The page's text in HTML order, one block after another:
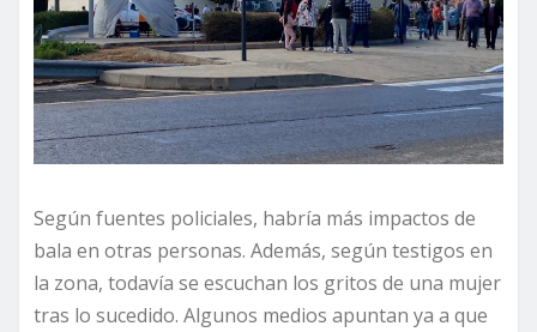
Según fuentes policiales, habría más impactos de
bala en otras personas. Además, según testigos en
la zona, todavía se escuchan los gritos de una mujer
tras lo sucedido. Algunos medios apuntan ya a que